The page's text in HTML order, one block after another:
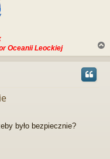
Oceanii Leockiej
a
było bezpiecznie?